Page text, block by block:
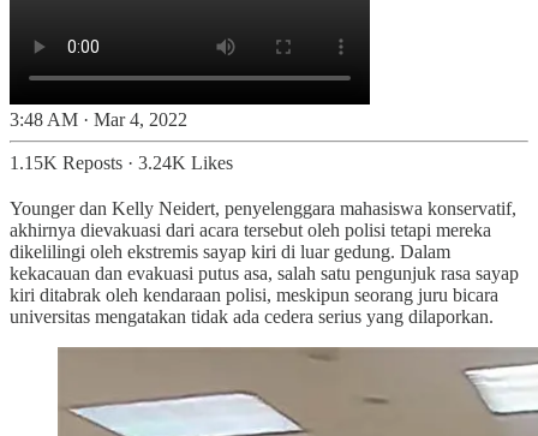
3:48 AM · Mar 4, 2022
1.15K Reposts · 3.24K Likes
Younger dan Kelly Neidert, penyelenggara mahasiswa konservatif,
akhirnya dievakuasi dari acara tersebut oleh polisi tetapi mereka
dikelilingi oleh ekstremis sayap kiri di luar gedung. Dalam
kekacauan dan evakuasi putus asa, salah satu pengunjuk rasa sayap
kiri ditabrak oleh kendaraan polisi, meskipun seorang juru bicara
universitas mengatakan tidak ada cedera serius yang dilaporkan.